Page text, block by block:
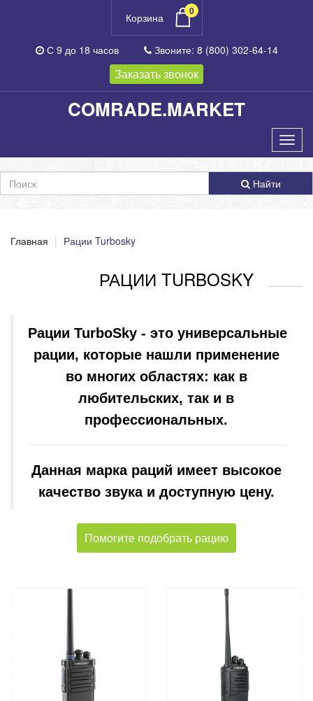
Корзина 0
С 9 до 18 часов Звоните: 8 (800) 302-64-14
Заказать звонок
COMRADE.MARKET
Найти
Главная Рации Turbosky
РАЦИИ TURBOSKY
Рации TurboSky - это универсальные
рации, которые нашли применение
во многих областях: как в
любительских, так и в
профессиональных.
Данная марка раций имеет высокое
качество звука и доступную цену.
Помогите подобрать рацию